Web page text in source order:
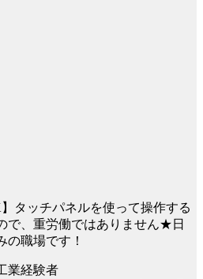
】タッチパネルを使って操作する
で、重労働ではありません★日
の職場です！
業経験者